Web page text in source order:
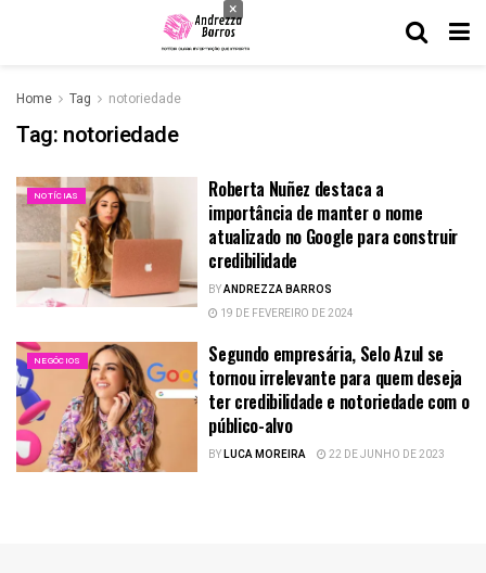
Home Tag notoriedade
Tag: notoriedade
NOTÍCIAS
Roberta Nuñez destaca a
importância de manter o nome
atualizado no Google para construir
credibilidade
BYANDREZZA BARROS
19 DE FEVEREIRO DE 2024
NEGÓCIOS
Segundo empresária, Selo Azul se
tornou irrelevante para quem deseja
ter credibilidade e notoriedade com o
público-alvo
BYLUCA MOREIRA 22 DE JUNHO DE 2023
×